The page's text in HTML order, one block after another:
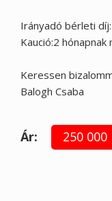
Irányadó bérleti
Kaució:2
Keressen
Balogh Csaba
Ár: 250